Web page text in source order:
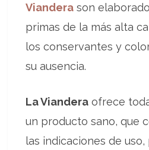
Viandera son
primas de la más alta
los conservantes y
su ausencia.
La Viandera ofrece
un producto sano, que
las indicaciones de uso,